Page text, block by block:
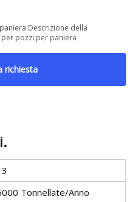
Descrizione della
pozzi per paniera
richiesta
Tonnellate/Anno